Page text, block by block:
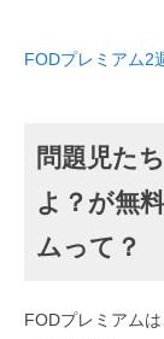
FODプレミアム2
問題児た
よ？が無
ムって？
FODプレミアム